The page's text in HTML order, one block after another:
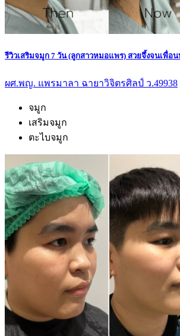
รีวิวเสริมจมูก 7 วัน (ลูกสาวหมอแพร) สวยจึ้งจนเพื่อ
ผศ.พญ. แพรมาลา ฉายาวิจิตรศิลป์ ว.49938
จมูก
เสริมจมูก
ตะไบจมูก